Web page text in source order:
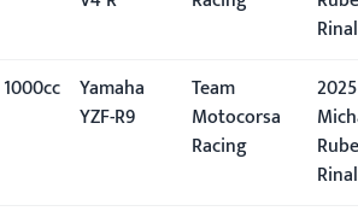
1000cc Yamaha
YZF-R9
Team
Motocorsa
Racing